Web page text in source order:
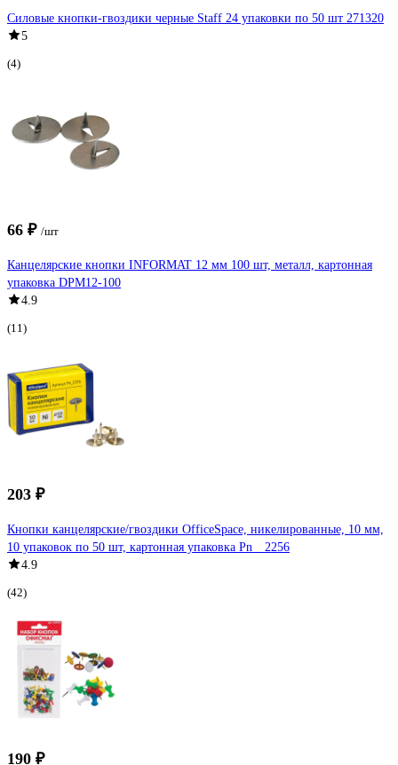
Силовые кнопки-гвоздики черные Staff 24 упаковки по 50 шт 271320
5
(4)
66 ₽ /шт
Канцелярские кнопки INFORMAT 12 мм 100 шт, металл, картонная
упаковка DPM12-100
4.9
(11)
203 ₽
Кнопки канцелярские/гвоздики OfficeSpace, никелированные, 10 мм,
10 упаковок по 50 шт, картонная упаковка Pn__2256
4.9
(42)
190 ₽